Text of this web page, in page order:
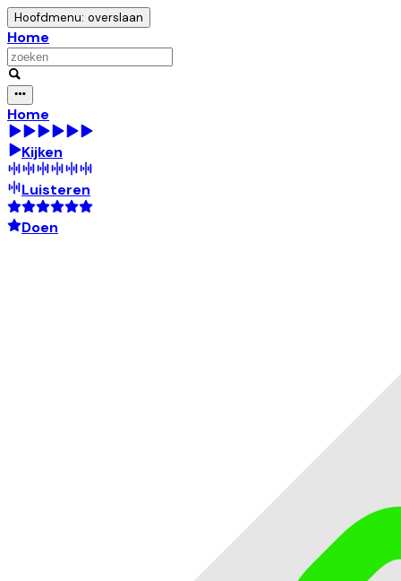
Hoofdmenu: overslaan
Home
Home
Kijken
Luisteren
Doen